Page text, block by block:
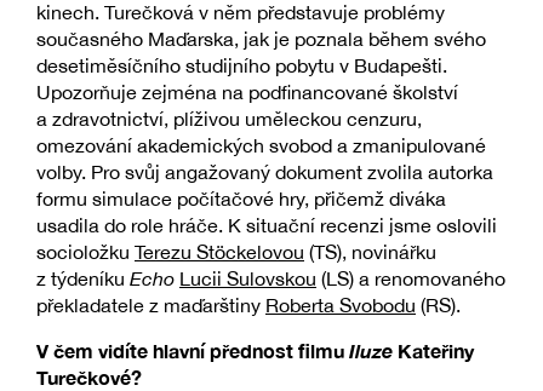
kinech. Turečková v něm představuje problémy
současného Maďarska, jak je poznala během svého
desetiměsíčního studijního pobytu v Budapešti.
Upozorňuje zejména na podfinancované školství
a zdravotnictví, plíživou uměleckou cenzuru,
omezování akademických svobod a zmanipulované
volby. Pro svůj angažovaný dokument zvolila autorka
formu simulace počítačové hry, přičemž diváka
usadila do role hráče. K situační recenzi jsme oslovili
socioložku Terezu Stöckelovou (TS), novinářku
z týdeníku Echo Lucii Sulovskou (LS) a renomovaného
překladatele z maďarštiny Roberta Svobodu (RS).
V čem vidíte hlavní přednost filmu Iluze Kateřiny
Turečkové?